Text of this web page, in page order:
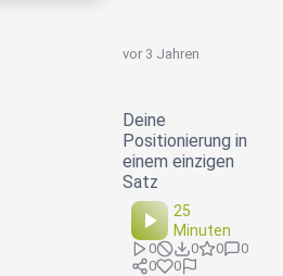
vor 3 Jahren
Deine
Positionierung in
einem einzigen
Satz
25
Minuten
0 0 0
0
0
0